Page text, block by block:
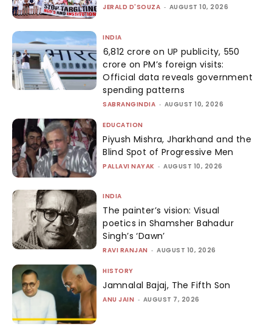
JERALD D'SOUZA - AUGUST 10, 2026
INDIA
₹6,812 crore on UP publicity, ₹550
crore on PM’s foreign visits:
Official data reveals government
spending patterns
SABRANGINDIA - AUGUST 10, 2026
EDUCATION
Piyush Mishra, Jharkhand and the
Blind Spot of Progressive Men
PALLAVI NAYAK - AUGUST 10, 2026
INDIA
The painter’s vision: Visual
poetics in Shamsher Bahadur
Singh’s ‘Dawn’
RAVI RANJAN - AUGUST 10, 2026
HISTORY
Jamnalal Bajaj, The Fifth Son
ANU JAIN - AUGUST 7, 2026